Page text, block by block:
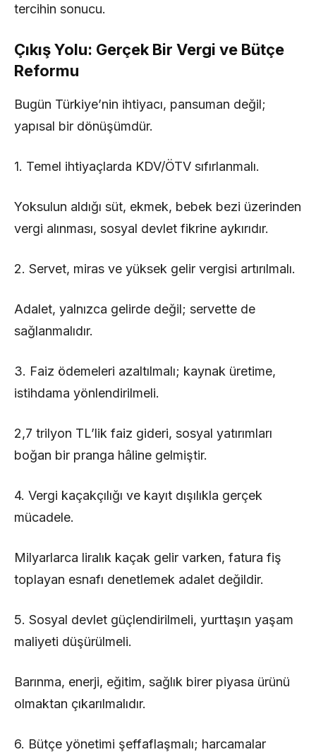
tercihin sonucu.
Çıkış Yolu: Gerçek Bir Vergi ve Bütçe
Reformu
Bugün Türkiye’nin ihtiyacı, pansuman değil;
yapısal bir dönüşümdür.
1. Temel ihtiyaçlarda KDV/ÖTV sıfırlanmalı.
Yoksulun aldığı süt, ekmek, bebek bezi üzerinden
vergi alınması, sosyal devlet fikrine aykırıdır.
2. Servet, miras ve yüksek gelir vergisi artırılmalı.
Adalet, yalnızca gelirde değil; servette de
sağlanmalıdır.
3. Faiz ödemeleri azaltılmalı; kaynak üretime,
istihdama yönlendirilmeli.
2,7 trilyon TL’lik faiz gideri, sosyal yatırımları
boğan bir pranga hâline gelmiştir.
4. Vergi kaçakçılığı ve kayıt dışılıkla gerçek
mücadele.
Milyarlarca liralık kaçak gelir varken, fatura fiş
toplayan esnafı denetlemek adalet değildir.
5. Sosyal devlet güçlendirilmeli, yurttaşın yaşam
maliyeti düşürülmeli.
Barınma, enerji, eğitim, sağlık birer piyasa ürünü
olmaktan çıkarılmalıdır.
6. Bütçe yönetimi şeffaflaşmalı; harcamalar